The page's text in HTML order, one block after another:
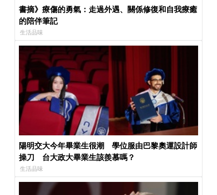
書摘》療傷的勇氣：走過外遇、關係修復和自我療癒
的陪伴筆記
生活品味
陽明交大今年畢業生很潮 學位服由巴黎奧運設計師
操刀 台大政大畢業生該羨慕嗎？
生活品味